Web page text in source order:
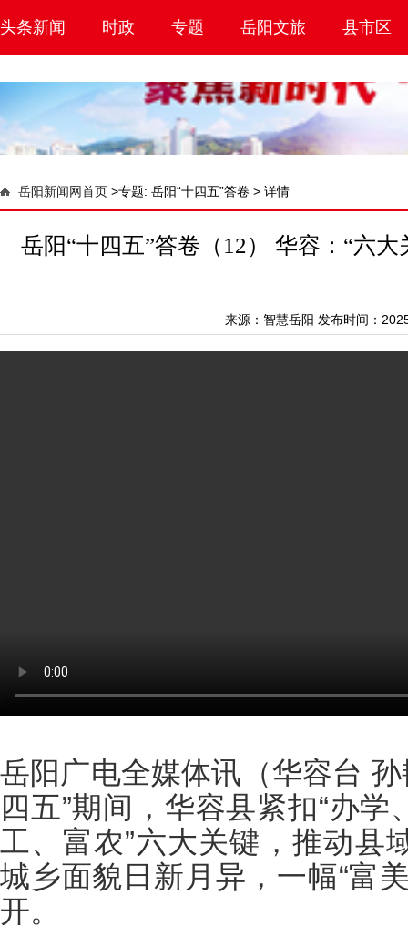
头条新闻 时政 专题 岳阳文旅 县市区
岳阳新闻网首页 >专题: 岳阳“十四五”答卷 > 详情
岳阳“十四五”答卷（12） 华容：“六
来源： 智慧岳阳 发布时间：
岳阳广电全媒体讯（华容台
四五”期间，华容县紧扣“办
工、富农”六大关键，推动县
城乡面貌日新月异，一幅“富
开。